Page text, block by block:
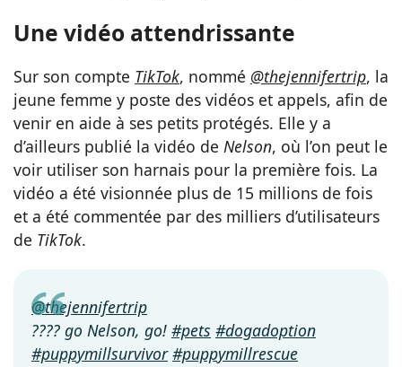
Une vidéo attendrissante
Sur son compte TikTok, nommé @thejennifertrip, la
jeune femme y poste des vidéos et appels, afin de
venir en aide à ses petits protégés. Elle y a
d’ailleurs publié la vidéo de Nelson, où l’on peut le
voir utiliser son harnais pour la première fois. La
vidéo a été visionnée plus de 15 millions de fois
et a été commentée par des milliers d’utilisateurs
de TikTok.
@thejennifertrip
???? go Nelson, go! #pets #dogadoption
#puppymillsurvivor #puppymillrescue